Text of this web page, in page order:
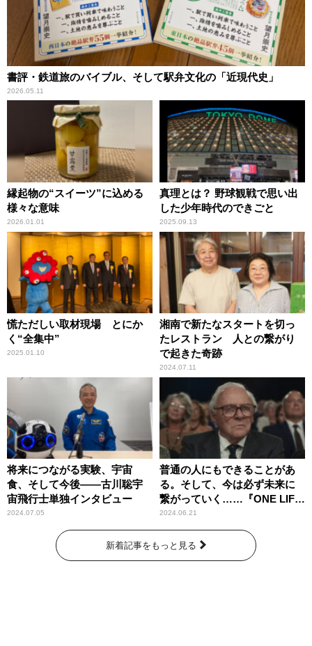
書評・鉄道旅のバイブル、そして駅弁文化の「近現代史」
2026.05.11
縁起物の“スイーツ”に込める
様々な意味
2026.01.01
真理とは？ 野球観戦で思い出
した少年時代のできごと
2025.09.13
慌ただしい取材現場 とにか
く“全集中”
2025.01.10
湘南で新たなスタートを切っ
たレストラン 人との繋がり
で起きた奇跡
2024.07.11
将来につながる実験、宇宙
食、そして今後――古川聡宇
宙飛行士単独インタビュー
2024.07.05
普通の人にもできることがあ
る。そして、今は必ず未来に
繋がっていく……『ONE LIFE
奇跡が繋いだ6000の命』
2024.06.21
新着記事をもっと見る